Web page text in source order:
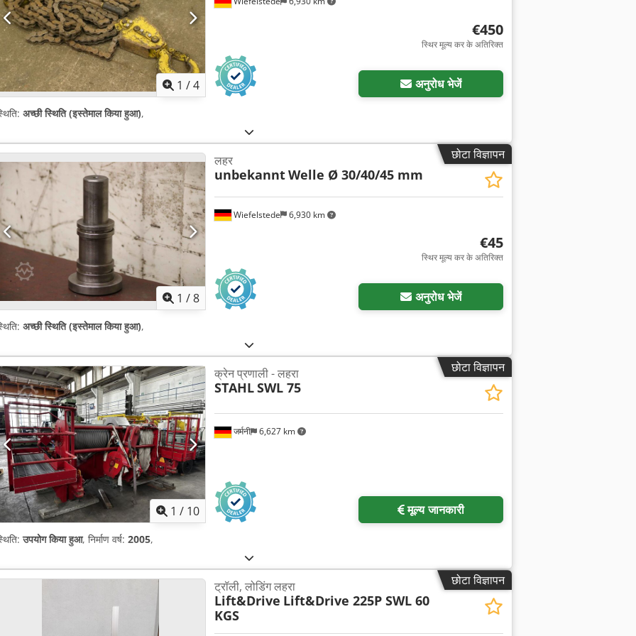
1 /4
€450
स्थिर मूल्य कर के अतिरिक्त
अनुरोध भेजें
अच्छी स्थिति (इस्तेमाल किया हुआ),
छोटा विज्ञापन
1 /8
Wiefelstede 6,930 km
लहर
unbekanntWelle Ø 30/40/45 mm
€45
स्थिर मूल्य कर के अतिरिक्त
अनुरोध भेजें
अच्छी स्थिति (इस्तेमाल किया हुआ),
छोटा विज्ञापन
1 / 10
जर्मनी 6,627 km
क्रेन प्रणाली - लहरा
STAHLSWL 75
मूल्य जानकारी
उपयोग किया हुआ, निर्माण वर्ष: 2005,
छोटा विज्ञापन
ट्रॉली, लोडिंग लहरा
Lift&Drive Lift&Drive 225P SWL 60
KGS